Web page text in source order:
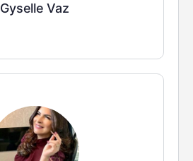
Gyselle Vaz